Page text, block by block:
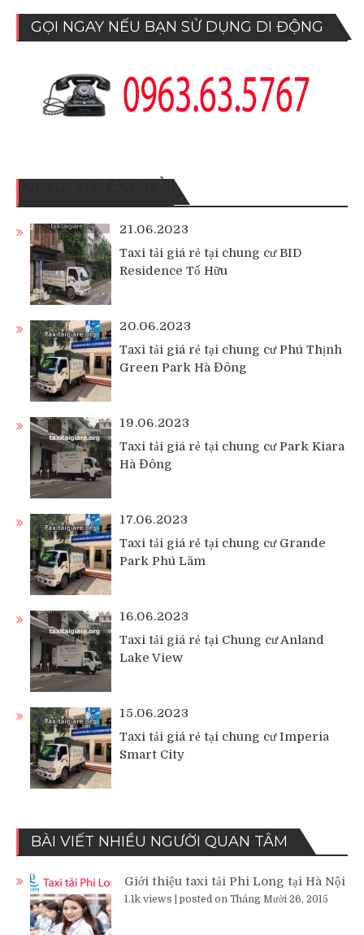
GỌI NGAY NẾU BẠN SỬ DỤNG DI ĐỘNG
21.06.2023
Taxi tải giá rẻ tại chung cư BID
Residence Tố Hữu
20.06.2023
Taxi tải giá rẻ tại chung cư Phú Thịnh
Green Park Hà Đông
19.06.2023
Taxi tải giá rẻ tại chung cư Park Kiara
Hà Đông
17.06.2023
Taxi tải giá rẻ tại chung cư Grande
Park Phú Lãm
16.06.2023
Taxi tải giá rẻ tại Chung cư Anland
Lake View
15.06.2023
Taxi tải giá rẻ tại chung cư Imperia
Smart City
BÀI VIẾT NHIỀU NGƯỜI QUAN TÂM
Giới thiệu taxi tải Phi Long tại Hà Nội
1.1k views posted on Tháng Mười 26, 2015